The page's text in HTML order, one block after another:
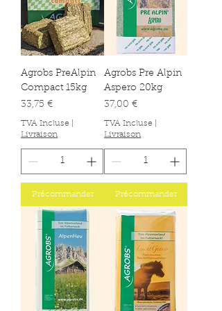
Agrobs PreAlpin
Compact 15kg
Prix
33,75 €
TVA Incluse
Livraison
Précommander
Agrobs Pre Alpin
Aspero 20kg
Prix
37,00 €
TVA Incluse
Livraison
Précommander